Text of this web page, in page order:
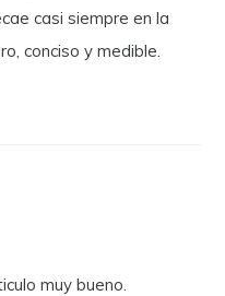
casi siempre en la
conciso y medible.
muy bueno.